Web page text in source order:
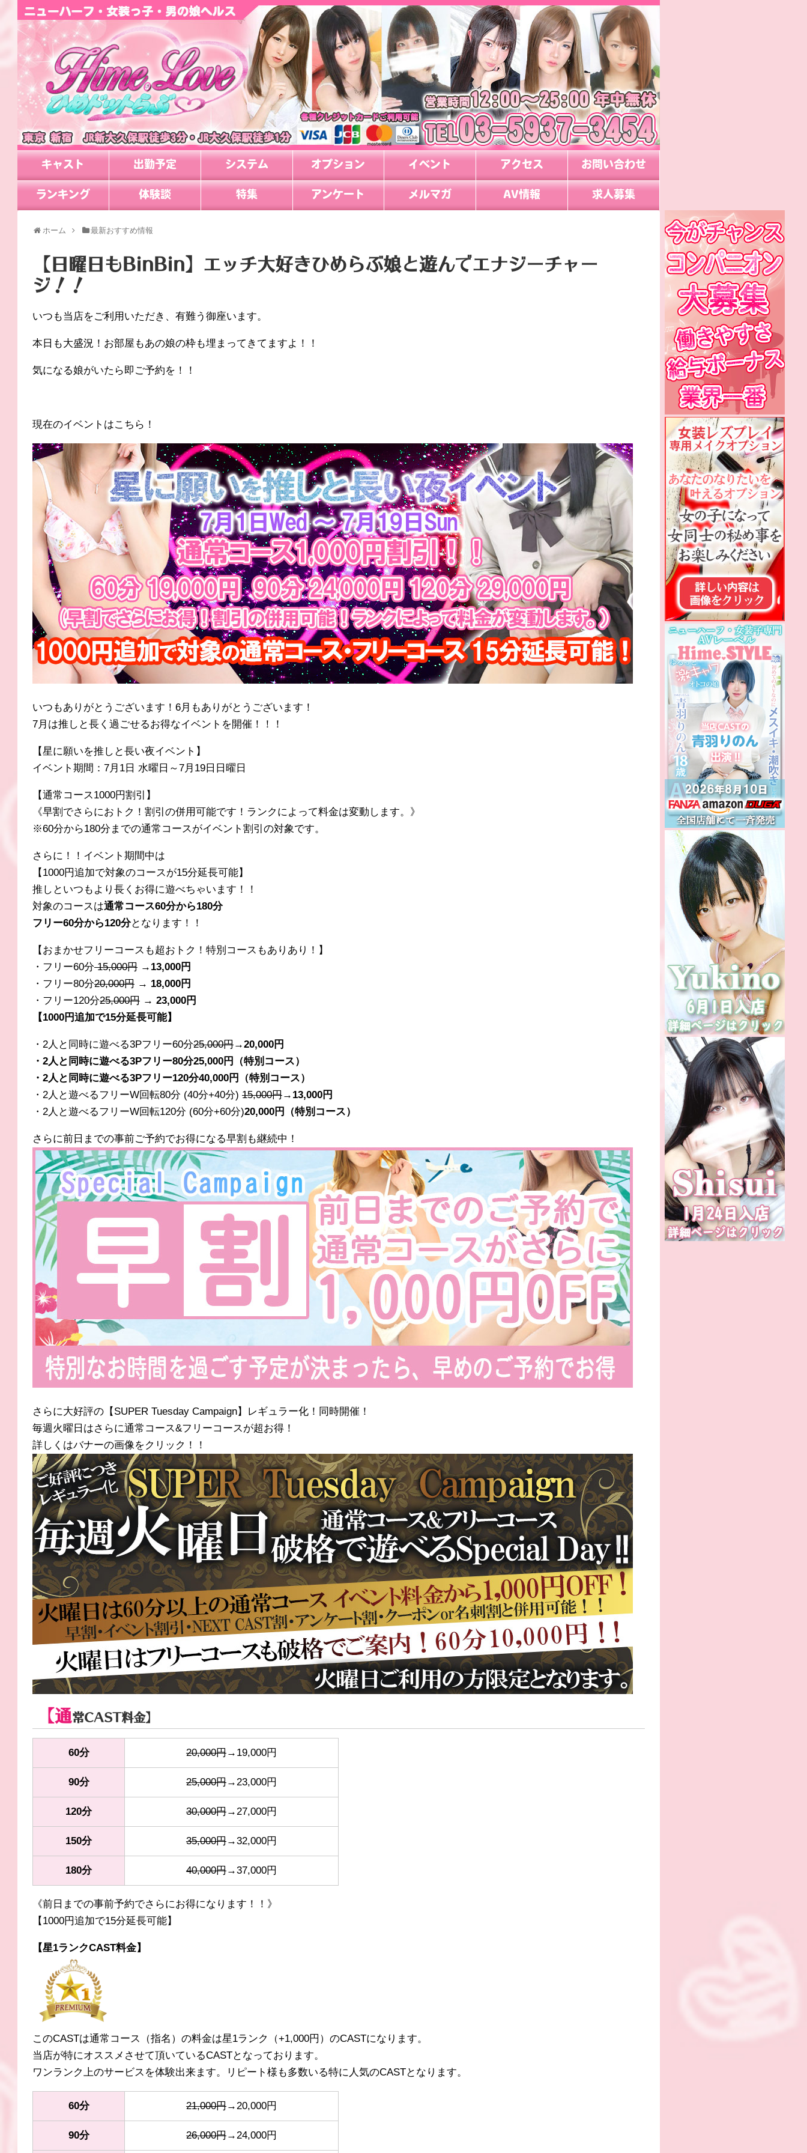
キャスト 出勤予定 システム オプション イベント アクセス お問い合わせ
ランキング 体験談 特集 アンケート メルマガ AV情報 求人募集
ホーム 最新おすすめ情報
【日曜日もBinBin】エッチ大好きひめらぶ娘と遊んでエナジーチャー
ジ！！
いつも当店をご利用いただき、有難う御座います。
本日も大盛況！お部屋もあの娘の枠も埋まってきてますよ！！
気になる娘がいたら即ご予約を！！
現在のイベントはこちら！
いつもありがとうございます！6月もありがとうございます！
7月は推しと長く過ごせるお得なイベントを開催！！！
【星に願いを推しと長い夜イベント】
イベント期間：7月1日 水曜日～7月19日日曜日
【通常コース1000円割引】
《早割でさらにおトク！割引の併用可能です！ランクによって料金は変動します。》
※60分から180分までの通常コースがイベント割引の対象です。
さらに！！イベント期間中は
【1000円追加で対象のコースが15分延長可能】
推しといつもより長くお得に遊べちゃいます！！
対象のコースは通常コース60分から180分
フリー60分から120分となります！！
【おまかせフリーコースも超おトク！特別コースもありあり！】
・フリー60分15,000円 → 13,000円
・フリー80分20,000円 → 18,000円
・フリー120分25,000円 → 23,000円
【1000円追加で15分延長可能】
・2人と同時に遊べる3Pフリー60分25,000円→20,000円
・2人と同時に遊べる3Pフリー80分25,000円（特別コース）
・2人と同時に遊べる3Pフリー120分40,000円（特別コース）
・2人と遊べるフリーW回転80分 (40分+40分) 15,000円→ 13,000円
・2人と遊べるフリーW回転120分 (60分+60分)20,000円（特別コース）
さらに前日までの事前ご予約でお得になる早割も継続中！
さらに大好評の【SUPER Tuesday Campaign】レギュラー化！同時開催！
毎週火曜日はさらに通常コース&フリーコースが超お得！
詳しくはバナーの画像をクリック！！
【通常CAST料金】
60分 20,000円→19,000円
90分 25,000円→23,000円
120分 30,000円→27,000円
150分 35,000円→32,000円
180分 40,000円→37,000円
《前日までの事前予約でさらにお得になります！！》
【1000円追加で15分延長可能】
【星1ランクCAST料金】
このCASTは通常コース（指名）の料金は星1ランク（+1,000円）のCASTになります。
当店が特にオススメさせて頂いているCASTとなっております。
ワンランク上のサービスを体験出来ます。リピート様も多数いる特に人気のCASTとなります。
60分 21,000円→20,000円
90分 26,000円→24,000円